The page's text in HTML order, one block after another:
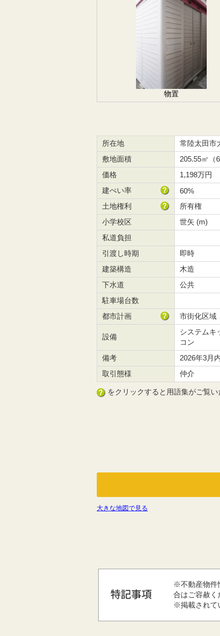
物置
所在地
常陸太田市
敷地面積
205.55㎡（
価格
1,198万円
建ぺい率
60%
土地権利
所有権
小学校区
世矢 (m)
私道負担
引渡し時期
即時
建築構造
木造
下水道
公共
駐車場台数
都市計画
市街化区域
設備
システムキ
コン
備考
2026年3月
取引態様
仲介
をクリックすると用語集がご覧
大きな地図で見る
※不動産物件
合はご容赦く
※掲載されて